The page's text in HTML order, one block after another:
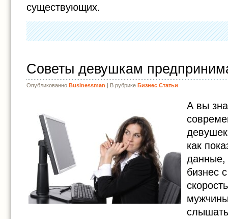
существующих.
Cоветы девушкам
Опубликованно Businessman | В рубрике Бизнес Статьи
А вы
как
данные,
бизнес